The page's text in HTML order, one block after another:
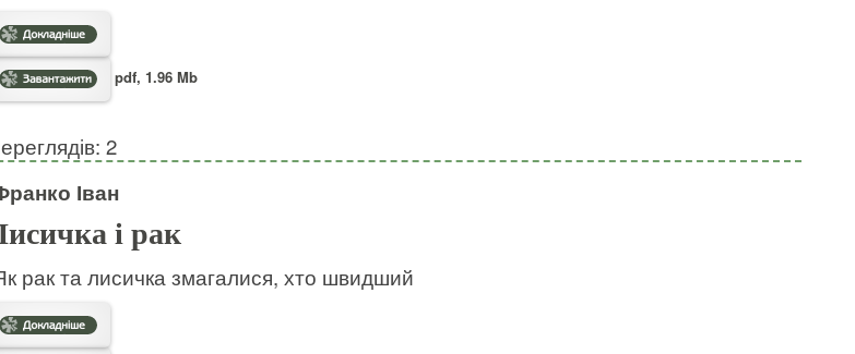
pdf, 1.96 Mb
2
Іван
і рак
рак та лисичка змагалися, хто швидший